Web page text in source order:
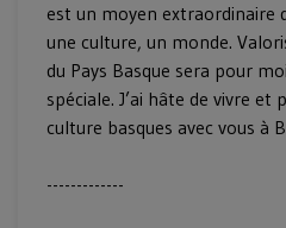
est un moyen extraordinaire
une culture, un monde.
du Pays Basque sera pour
spéciale. J’ai hâte de vivre
culture basques avec vous à
-------------